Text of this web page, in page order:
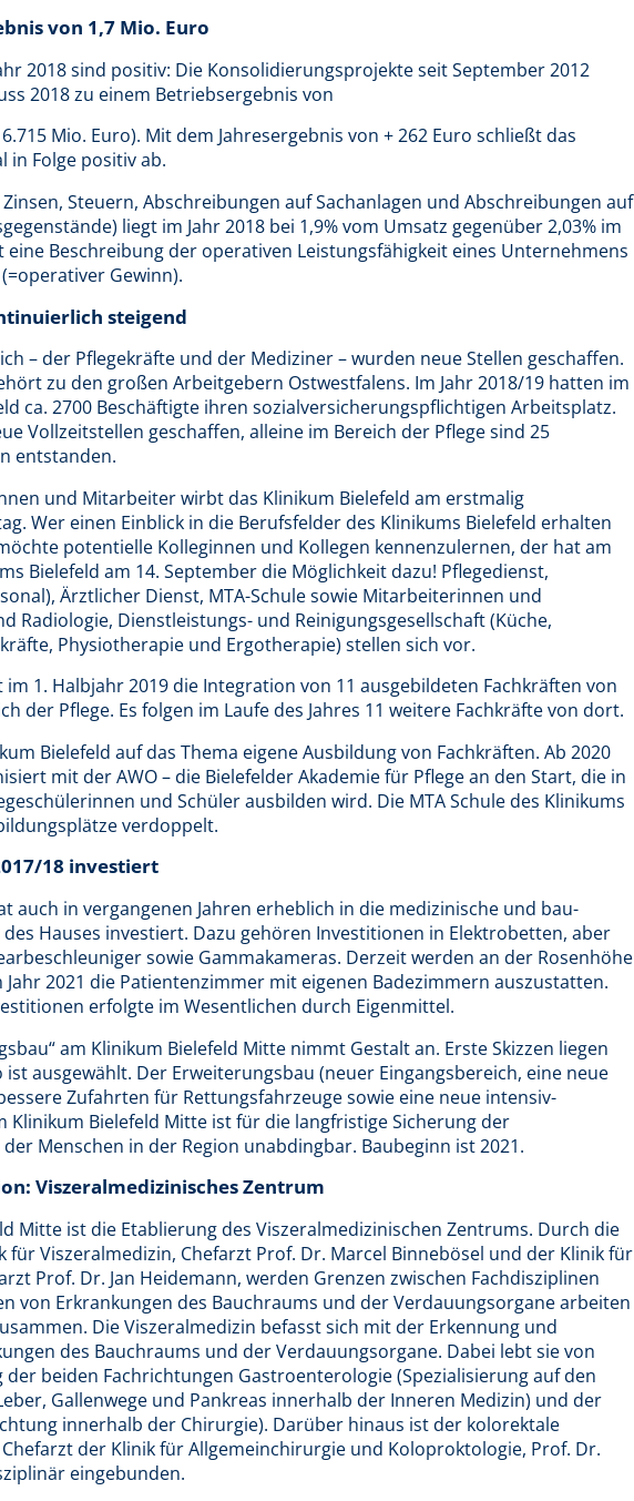
von 1,7 Mio. Euro
2018 sind positiv: Die Konsolidierungsprojekte seit September 2012
2018 zu einem Betriebsergebnis von
Mio. Euro). Mit dem Jahresergebnis von + 262 Euro schließt das
in Folge positiv ab.
Zinsen, Steuern, Abschreibungen auf Sachanlagen und Abschreibungen auf
liegt im Jahr 2018 bei 1,9% vom Umsatz gegenüber 2,03% im
eine Beschreibung der operativen Leistungsfähigkeit eines Unternehmens
Gewinn).
steigend
– der Pflegekräfte und der Mediziner – wurden neue Stellen geschaffen.
zu den großen Arbeitgebern Ostwestfalens. Im Jahr 2018/19 hatten im
ca. 2700 Beschäftigte ihren sozialversicherungspflichtigen Arbeitsplatz.
Vollzeitstellen geschaffen, alleine im Bereich der Pflege sind 25
entstanden.
und Mitarbeiter wirbt das Klinikum Bielefeld am erstmalig
Wer einen Einblick in die Berufsfelder des Klinikums Bielefeld erhalten
potentielle Kolleginnen und Kollegen kennenzulernen, der hat am
Bielefeld am 14. September die Möglichkeit dazu! Pflegedienst,
Ärztlicher Dienst, MTA-Schule sowie Mitarbeiterinnen und
Radiologie, Dienstleistungs- und Reinigungsgesellschaft (Küche,
Physiotherapie und Ergotherapie) stellen sich vor.
1. Halbjahr 2019 die Integration von 11 ausgebildeten Fachkräften von
der Pflege. Es folgen im Laufe des Jahres 11 weitere Fachkräfte von dort.
Bielefeld auf das Thema eigene Ausbildung von Fachkräften. Ab 2020
mit der AWO – die Bielefelder Akademie für Pflege an den Start, die in
und Schüler ausbilden wird. Die MTA Schule des Klinikums
verdoppelt.
18 investiert
auch in vergangenen Jahren erheblich in die medizinische und bau-
Hauses investiert. Dazu gehören Investitionen in Elektrobetten, aber
sowie Gammakameras. Derzeit werden an der Rosenhöhe
2021 die Patientenzimmer mit eigenen Badezimmern auszustatten.
erfolgte im Wesentlichen durch Eigenmittel.
am Klinikum Bielefeld Mitte nimmt Gestalt an. Erste Skizzen liegen
ausgewählt. Der Erweiterungsbau (neuer Eingangsbereich, eine neue
Zufahrten für Rettungsfahrzeuge sowie eine neue intensiv-
Klinikum Bielefeld Mitte ist für die langfristige Sicherung der
Menschen in der Region unabdingbar. Baubeginn ist 2021.
Viszeralmedizinisches Zentrum
Mitte ist die Etablierung des Viszeralmedizinischen Zentrums. Durch die
für Viszeralmedizin, Chefarzt Prof. Dr. Marcel Binnebösel und der Klinik für
Prof. Dr. Jan Heidemann, werden Grenzen zwischen Fachdisziplinen
von Erkrankungen des Bauchraums und der Verdauungsorgane arbeiten
Die Viszeralmedizin befasst sich mit der Erkennung und
des Bauchraums und der Verdauungsorgane. Dabei lebt sie von
der beiden Fachrichtungen Gastroenterologie (Spezialisierung auf den
Gallenwege und Pankreas innerhalb der Inneren Medizin) und der
innerhalb der Chirurgie). Darüber hinaus ist der kolorektale
der Klinik für Allgemeinchirurgie und Koloproktologie, Prof. Dr.
eingebunden.